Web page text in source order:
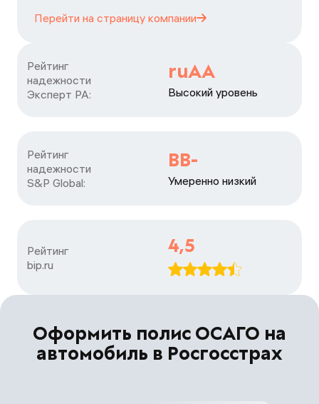
Перейти на страницу компании
Рейтинг
надежности
Эксперт РА:
ruAA
Высокий уровень
Рейтинг
надежности
S&P Global:
BB-
Умеренно низкий
Рейтинг
bip.ru
4,5
Оформить полис ОСАГО на
автомобиль в Росгосстрах